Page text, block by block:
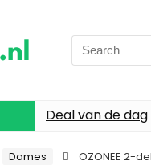
Search
for:
Deal van de dag
Dames OZONEE 2-